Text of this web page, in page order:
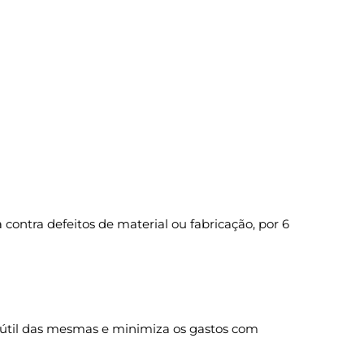
defeitos de material ou fabricação, por 6
das mesmas e minimiza os gastos com